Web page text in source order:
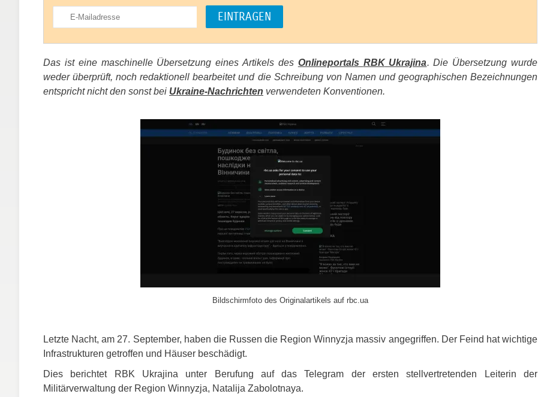
Das ist eine maschinelle Übersetzung eines Artikels des Onlineportals RBKUkrajina. Die Übersetzung wurde
weder überprüft, noch redaktionell bearbeitet und die Schreibung von Namen und geographischen Bezeichnungen
entspricht nicht den sonst bei Ukraine-Nachrichten verwendeten Konventionen.
Bildschirmfoto des Originalartikels auf rbc.ua
Letzte Nacht, am 27. September, haben die Russen die Region Winnyzja massiv angegriffen. Der Feind hat wichtige
Infrastrukturen getroffen und Häuser beschädigt.
Dies berichtet
RBK Ukrajina unter Berufung auf das Telegram der ersten stellvertretenden Leiterin der
Militärverwaltung der Region Winnyzja, Natalija Zabolotnaya.